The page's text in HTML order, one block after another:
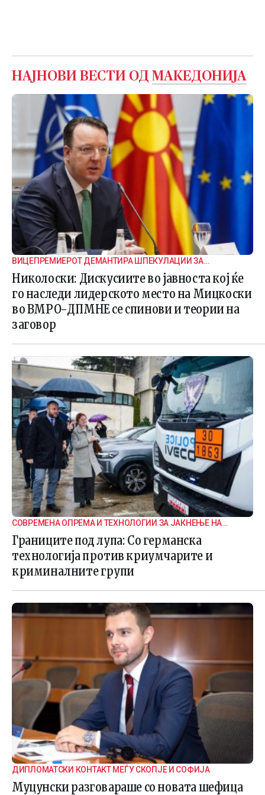
НАЈНОВИ ВЕСТИ ОД МАКЕДОНИЈА
ВИЦЕПРЕМИЕРОТ ДЕМАНТИРА ШПЕКУЛАЦИИ ЗА
ВНАТРЕПАРТИСКИ ПОДЕЛБИ
Николоски: Дискусиите во јавноста кој ќе
го наследи лидерското место на Мицкоски
во ВМРО-ДПМНЕ се спинови и теории на
заговор
СОВРЕМЕНА ОПРЕМА И ТЕХНОЛОГИИ ЗА ЈАКНЕЊЕ НА
ГРАНИЧНАТА БЕЗБЕДНОСТ
Границите под лупа: Со германска
технологија против криумчарите и
криминалните групи
ДИПЛОМАТСКИ КОНТАКТ МЕЃУ СКОПЈЕ И СОФИЈА
Муцунски разговараше со новата шефица